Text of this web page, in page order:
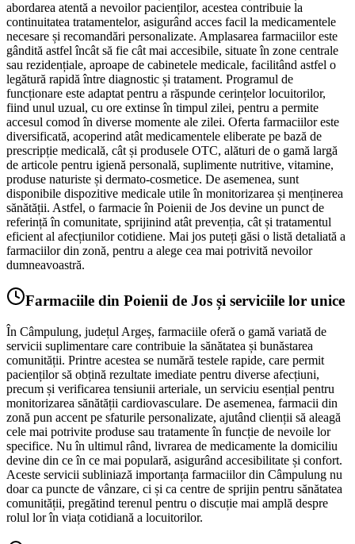
abordarea atentă a nevoilor pacienților, acestea contribuie la
continuitatea tratamentelor, asigurând acces facil la medicamentele
necesare și recomandări personalizate. Amplasarea farmaciilor este
gândită astfel încât să fie cât mai accesibile, situate în zone centrale
sau rezidențiale, aproape de cabinetele medicale, facilitând astfel o
legătură rapidă între diagnostic și tratament. Programul de
funcționare este adaptat pentru a răspunde cerințelor locuitorilor,
fiind unul uzual, cu ore extinse în timpul zilei, pentru a permite
accesul comod în diverse momente ale zilei. Oferta farmaciilor este
diversificată, acoperind atât medicamentele eliberate pe bază de
prescripție medicală, cât și produsele OTC, alături de o gamă largă
de articole pentru igienă personală, suplimente nutritive, vitamine,
produse naturiste și dermato-cosmetice. De asemenea, sunt
disponibile dispozitive medicale utile în monitorizarea și menținerea
sănătății. Astfel, o farmacie în Poienii de Jos devine un punct de
referință în comunitate, sprijinind atât prevenția, cât și tratamentul
eficient al afecțiunilor cotidiene. Mai jos puteți găsi o listă detaliată a
farmaciilor din zonă, pentru a alege cea mai potrivită nevoilor
dumneavoastră.
Farmaciile din Poienii de Jos și serviciile lor unice
În Câmpulung, județul Argeș, farmaciile oferă o gamă variată de
servicii suplimentare care contribuie la sănătatea și bunăstarea
comunității. Printre acestea se numără testele rapide, care permit
pacienților să obțină rezultate imediate pentru diverse afecțiuni,
precum și verificarea tensiunii arteriale, un serviciu esențial pentru
monitorizarea sănătății cardiovasculare. De asemenea, farmacii din
zonă pun accent pe sfaturile personalizate, ajutând clienții să aleagă
cele mai potrivite produse sau tratamente în funcție de nevoile lor
specifice. Nu în ultimul rând, livrarea de medicamente la domiciliu
devine din ce în ce mai populară, asigurând accesibilitate și confort.
Aceste servicii subliniază importanța farmaciilor din Câmpulung nu
doar ca puncte de vânzare, ci și ca centre de sprijin pentru sănătatea
comunității, pregătind terenul pentru o discuție mai amplă despre
rolul lor în viața cotidiană a locuitorilor.